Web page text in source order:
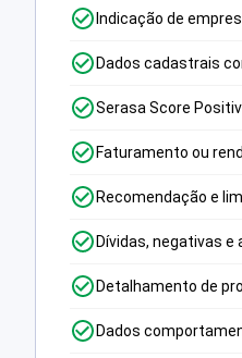
Indicação de
Dados cadastrais
Serasa Score
Faturamento ou
Recomendação e
Dívidas, negativas e
Detalhamento de
Dados